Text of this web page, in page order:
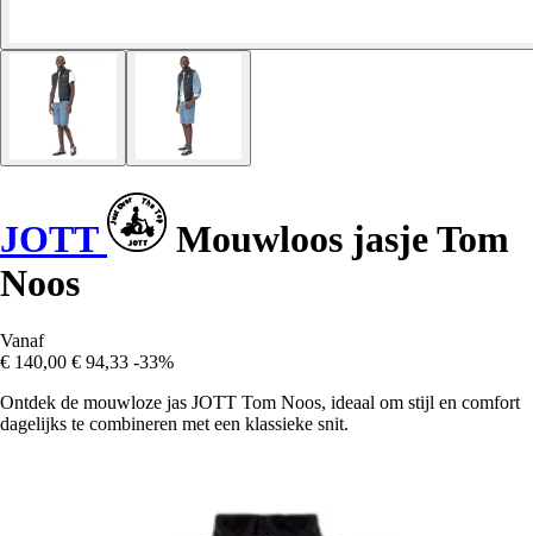
JOTT
Mouwloos jasje Tom
Noos
Vanaf
€ 140,00 € 94,33 -33%
Ontdek de mouwloze jas JOTT Tom Noos, ideaal om stijl en comfort
dagelijks te combineren met een klassieke snit.